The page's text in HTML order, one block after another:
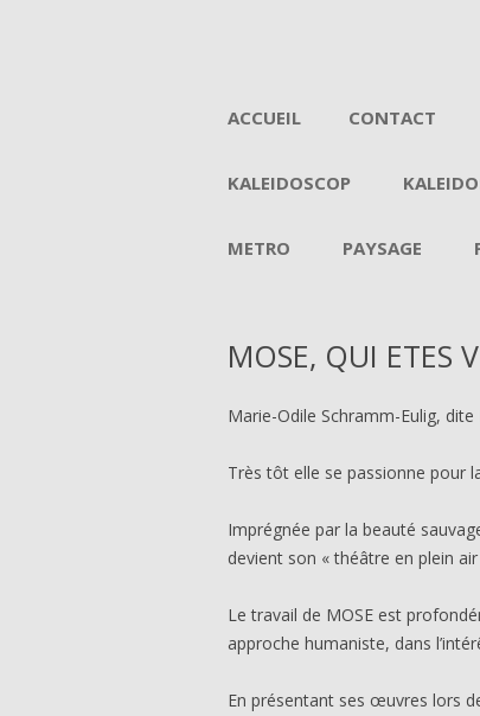
ACCUEIL CONTACT
KALEIDOSCOP
METRO PAYSAGE
MOSE, QUI ETES
Marie-Odile Schramm-Eulig,
Très tôt elle se passionne pour
Imprégnée par la beauté
devient son « théâtre en plein
Le travail de MOSE est
approche humaniste, dans
En présentant ses œuvres lors